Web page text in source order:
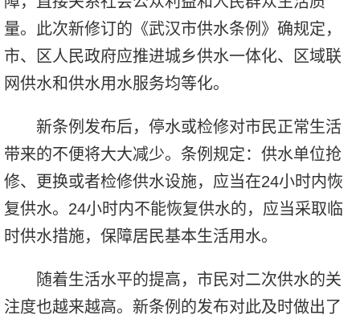
量。此次新修订的《武汉市供水条例》确规定，
市、区人民政府应推进城乡供水一体化、区域联
网供水和供水用水服务均等化。
新条例发布后，停水或检修对市民正常生活
带来的不便将大大减少。条例规定：供水单位抢
修、更换或者检修供水设施，应当在24小时内恢
复供水。24小时内不能恢复供水的，应当采取临
时供水措施，保障居民基本生活用水。
随着生活水平的提高，市民对二次供水的关
注度也越来越高。新条例的发布对此及时做出了